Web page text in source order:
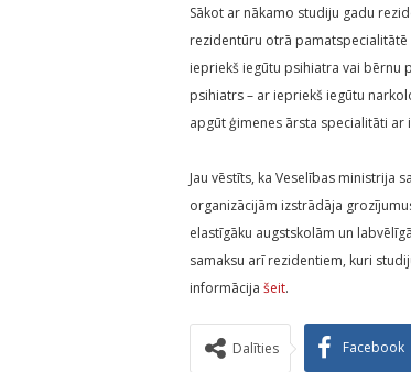
Sākot ar nākamo studiju gadu
rezidentūru otrā
iepriekš iegūtu psihiatra vai bērnu
psihiatrs – ar iepriekš iegūtu
apgūt ģimenes ārsta specialitāti
Jau vēstīts, ka Veselības
organizācijām izstrādāja
elastīgāku augstskolām un
samaksu arī rezidentiem, kuri
informācija šeit.
Dalīties Facebook